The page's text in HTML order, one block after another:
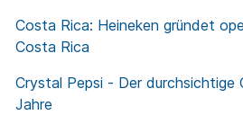
Costa Rica: Heineken gründet
Costa Rica
Crystal Pepsi - Der durchsichtige
Jahre